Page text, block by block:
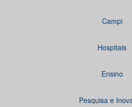
Campi
Hospitais
Ensino
Pesquisa e